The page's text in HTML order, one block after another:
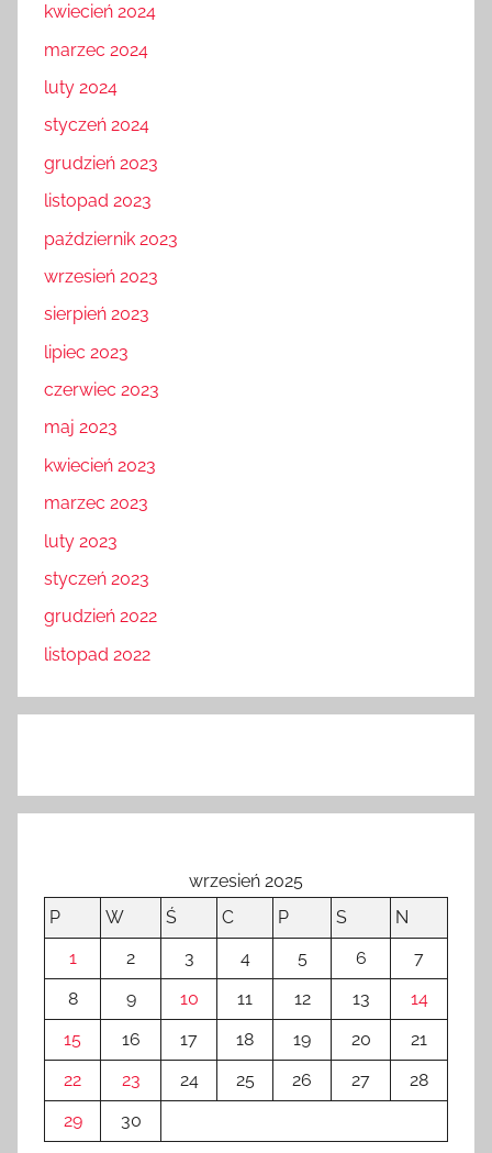
kwiecień 2024
marzec 2024
luty 2024
styczeń 2024
grudzień 2023
listopad 2023
październik 2023
wrzesień 2023
sierpień 2023
lipiec 2023
czerwiec 2023
maj 2023
kwiecień 2023
marzec 2023
luty 2023
styczeń 2023
grudzień 2022
listopad 2022
wrzesień 2025
P
W Ś C P S
N
1
2 3 4 5 6
7
8
9 10 11 12 13
14
15
16 17 18 19 20
21
22
23 24 25 26 27
28
29
30